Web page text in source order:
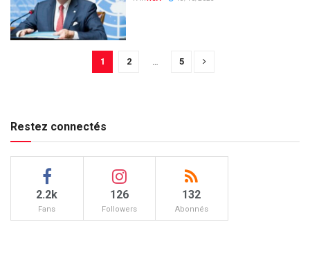
1 2 5
Restez connectés
2.2k
Fans
126
Followers
132
Abonnés